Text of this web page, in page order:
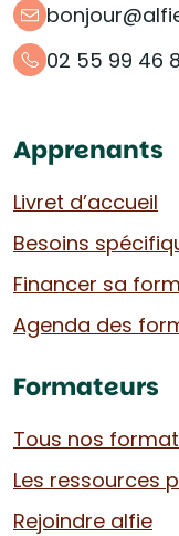
02 55 99 46
Apprenants
Livret d’accueil
Besoins
Financer sa
Agenda des
Formateurs
Tous nos
Les ressources
Rejoindre alfie